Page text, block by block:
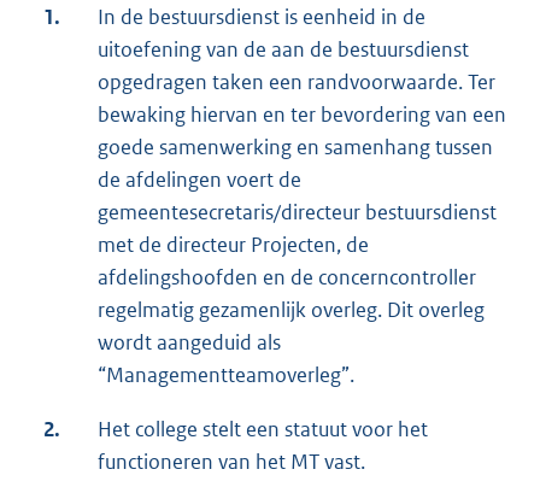
1.
In de bestuursdienst is eenheid in de
uitoefening van de aan de bestuursdienst
opgedragen taken een randvoorwaarde. Ter
bewaking hiervan en ter bevordering van een
goede samenwerking en samenhang tussen
de afdelingen voert de
gemeentesecretaris/directeur bestuursdienst
met de directeur Projecten, de
afdelingshoofden en de concerncontroller
regelmatig gezamenlijk overleg. Dit overleg
wordt aangeduid als
“Managementteamoverleg”.
2.
Het college stelt een statuut voor het
functioneren van het MT vast.